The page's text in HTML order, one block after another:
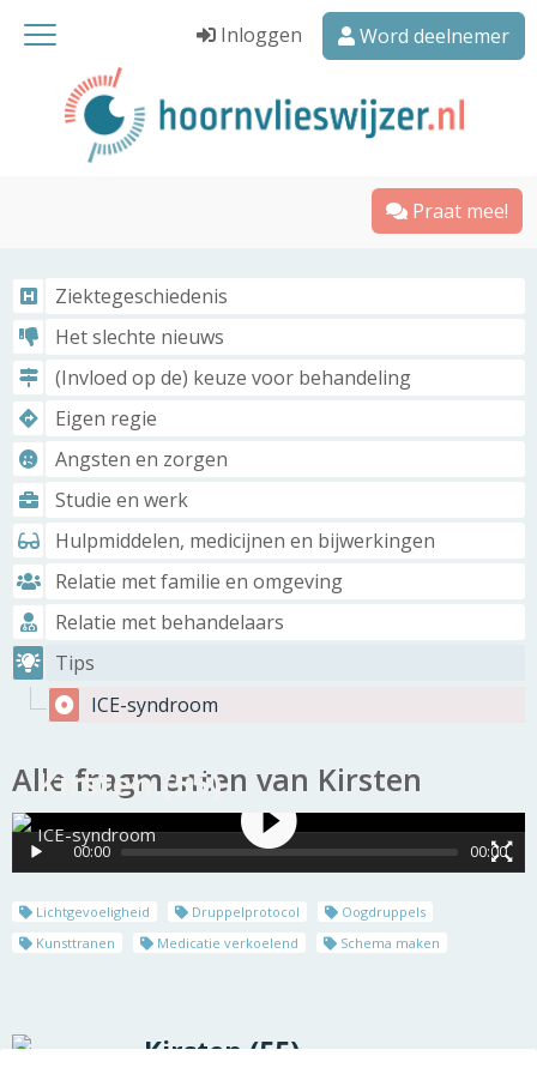
Inloggen Word deelnemer
Praat mee!
Ziektegeschiedenis
Het slechte nieuws
(Invloed op de) keuze voor behandeling
Eigen regie
Angsten en zorgen
Studie en werk
Hulpmiddelen, medicijnen en bijwerkingen
Relatie met familie en omgeving
Relatie met behandelaars
Tips
ICE-syndroom
Alle fragmenten van Kirsten
Kirsten (55)
ICE-syndroom
00:00 00:00
Lichtgevoeligheid Druppelprotocol
Oogdruppels
Kunsttranen
Medicatie verkoelend Schema maken
Kirsten (55)